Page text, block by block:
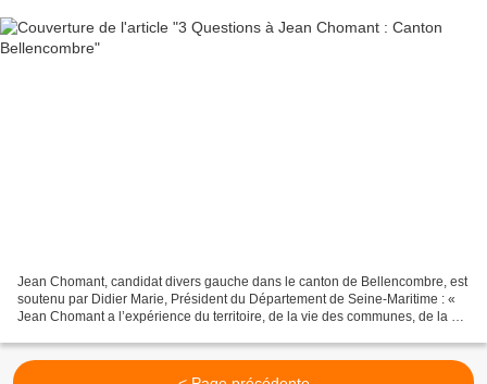
Jean Chomant, candidat divers gauche dans le canton de Bellencombre, est
soutenu par Didier Marie, Président du Département de Seine-Maritime : «
Jean Chomant a l’expérience du territoire, de la vie des communes, de la vie